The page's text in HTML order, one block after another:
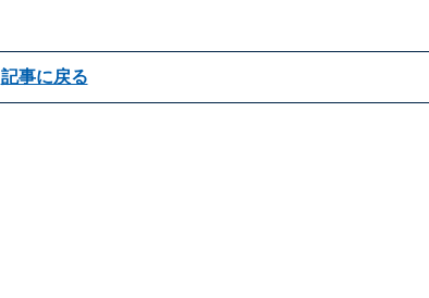
記事に戻る